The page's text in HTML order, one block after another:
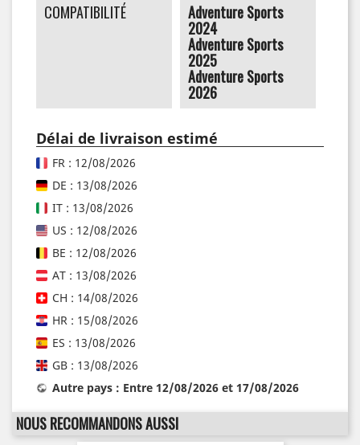
COMPATIBILITÉ Adventure Sports
2024
Adventure Sports
2025
Adventure Sports
2026
Délai de livraison estimé
FR : 12/08/2026
DE : 13/08/2026
IT : 13/08/2026
US : 12/08/2026
BE : 12/08/2026
AT : 13/08/2026
CH : 14/08/2026
HR : 15/08/2026
ES : 13/08/2026
GB : 13/08/2026
Autre pays : Entre 12/08/2026 et 17/08/2026
NOUS RECOMMANDONS AUSSI